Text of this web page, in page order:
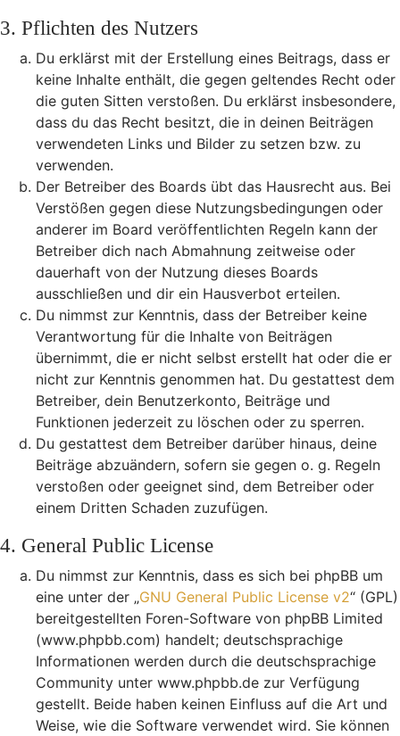
3. Pflichten des Nutzers
Du erklärst mit der Erstellung eines Beitrags, dass er
keine Inhalte enthält, die gegen geltendes Recht oder
die guten Sitten verstoßen. Du erklärst insbesondere,
dass du das Recht besitzt, die in deinen Beiträgen
verwendeten Links und Bilder zu setzen bzw. zu
verwenden.
Der Betreiber des Boards übt das Hausrecht aus. Bei
Verstößen gegen diese Nutzungsbedingungen oder
anderer im Board veröffentlichten Regeln kann der
Betreiber dich nach Abmahnung zeitweise oder
dauerhaft von der Nutzung dieses Boards
ausschließen und dir ein Hausverbot erteilen.
Du nimmst zur Kenntnis, dass der Betreiber keine
Verantwortung für die Inhalte von Beiträgen
übernimmt, die er nicht selbst erstellt hat oder die er
nicht zur Kenntnis genommen hat. Du gestattest dem
Betreiber, dein Benutzerkonto, Beiträge und
Funktionen jederzeit zu löschen oder zu sperren.
Du gestattest dem Betreiber darüber hinaus, deine
Beiträge abzuändern, sofern sie gegen o. g. Regeln
verstoßen oder geeignet sind, dem Betreiber oder
einem Dritten Schaden zuzufügen.
4. General Public License
Du nimmst zur Kenntnis, dass es sich bei phpBB um
eine unter der „GNU General Public License v2“ (GPL)
bereitgestellten Foren-Software von phpBB Limited
(www.phpbb.com) handelt; deutschsprachige
Informationen werden durch die deutschsprachige
Community unter www.phpbb.de zur Verfügung
gestellt. Beide haben keinen Einfluss auf die Art und
Weise, wie die Software verwendet wird. Sie können